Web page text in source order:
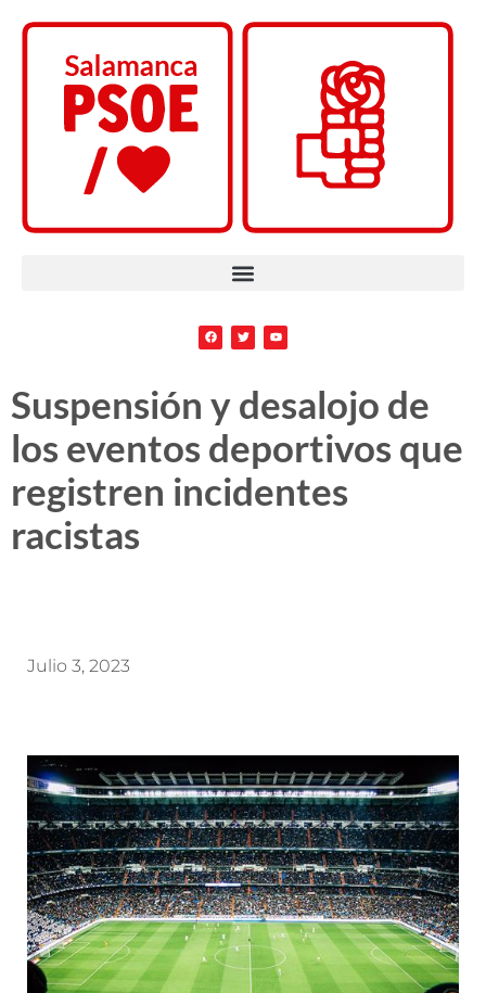
Suspensión y desalojo de
los eventos deportivos que
registren incidentes
racistas
Julio 3, 2023